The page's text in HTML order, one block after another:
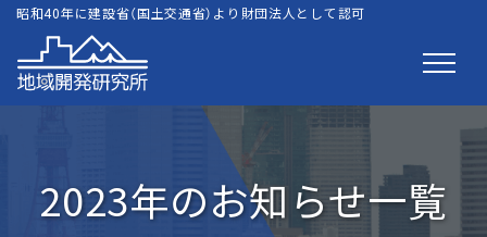
昭和40年に建設省（国土交通省）より財団法人として認可
2023年のお知らせ一覧